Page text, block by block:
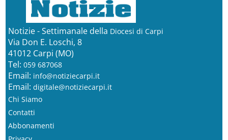
Notizie - Settimanale della Diocesi di Carpi
Via Don E. Loschi, 8
41012 Carpi (MO)
Tel: 059 687068
Email: info@notiziecarpi.it
Email: digitale@notiziecarpi.it
Chi Siamo
Contatti
Abbonamenti